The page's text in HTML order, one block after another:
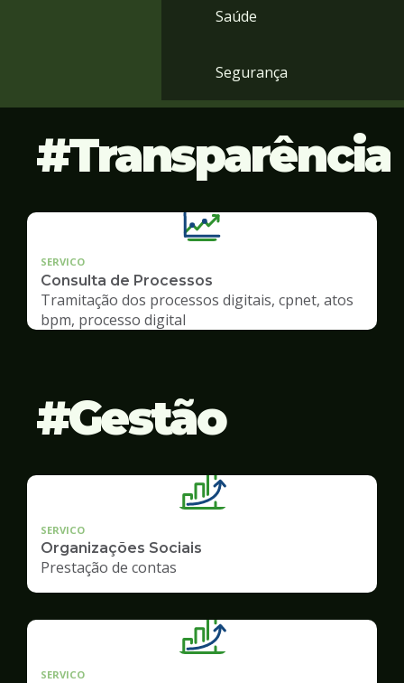
Saúde
Segurança
Transparência
SERVICO
Consulta de Processos
Tramitação dos processos digitais, cpnet, atos
bpm, processo digital
Gestão
SERVICO
Organizações Sociais
Prestação de contas
SERVICO